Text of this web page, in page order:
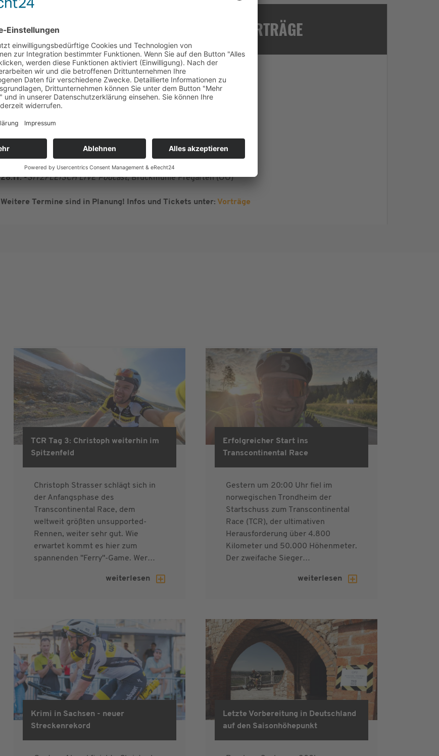
AKTUELLE ÖFFENTLICHE MULTIMEDIA - VORTRÄGE
2026 // NEUER Multimedia-Vortrag "Weiterkommen"
Rennbedingte Saisonpause, im Spätsommer geht's weiter!
25.09. -
Posthof, Linz (OÖ)
artBOX, St. Gertraud (KTN)
03.10. -
Bundesrealgymnasium, Lienz (T)
26.11. -SITZFLEISCH LIVE Podcast, Orpheum, Graz (Stmk)
28.11. -SITZFLEISCH LIVE Podcast, Bruckmühle Pregarten (OÖ)
Weitere Termine sind in Planung! Infos und Tickets unter: Vorträge
TCR Tag 3: Christoph weiterhin im
Spitzenfeld
Christoph Strasser schlägt sich in
der Anfangsphase des
Transcontinental Race, dem
weltweit größten unsupported-
Rennen, weiter sehr gut. Wie
erwartet kommt es hier zum
spannenden "Ferry"-Game. Wer…
weiterlesen
Erfolgreicher Start ins
Transcontinental Race
Gestern um 20:00 Uhr fiel im
norwegischen Trondheim der
Startschuss zum Transcontinental
Race (TCR), der ultimativen
Herausforderung über 4.800
Kilometer und 50.000 Höhenmeter.
Der zweifache Sieger…
weiterlesen
Krimi in Sachsen - neuer
Streckenrekord
Letzte Vorbereitung in Deutschland
auf den Saisonhöhepunkt